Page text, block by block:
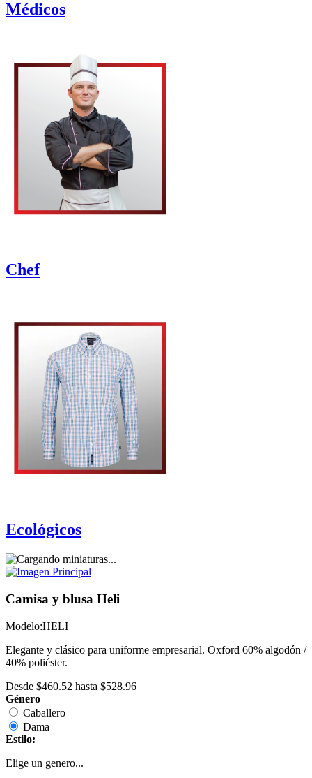
Médicos
Chef
Ecológicos
Camisa y blusa Heli
Modelo:HELI
Elegante y clásico para uniforme empresarial. Oxford 60% algodón /
40% poliéster.
Desde $460.52 hasta $528.96
Género
Caballero
Dama
Estilo:
Elige un genero...